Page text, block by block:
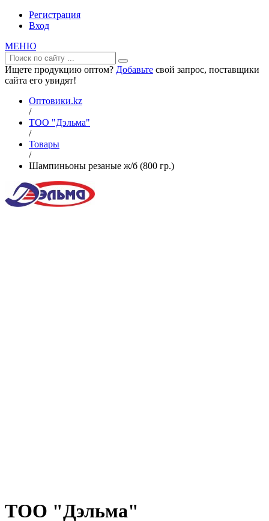
Регистрация
Вход
МЕНЮ
Ищете продукцию оптом? Добавьте свой запрос, поставщики
сайта его увидят!
Оптовики.kz
/
ТОО "Дэльма"
/
Товары
/
Шампиньоны резаные ж/б (800 гр.)
ТОО "Дэльма"